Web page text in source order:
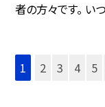
者の方々です。 い
1 2 3 4 5